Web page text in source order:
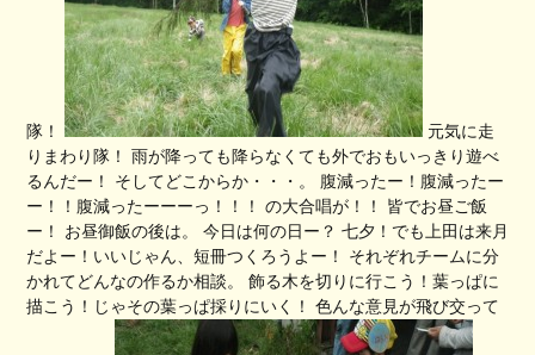
隊！
元気に走
りまわり隊！ 雨が降っても降らなくても外でおもいっきり遊べ
るんだー！ そしてどこからか・・・。 腹減ったー！腹減ったー
ー！！腹減ったーーーっ！！！ の大合唱が！！ 皆でお昼ご飯
ー！ お昼御飯の後は。 今日は何の日ー？ 七夕！でも上田は来月
だよー！いいじゃん、短冊つくろうよー！ それぞれチームに分
かれてどんなの作るか相談。 飾る木を切りに行こう！葉っぱに
描こう！じゃその葉っぱ採りにいく！ 色んな意見が飛び交って